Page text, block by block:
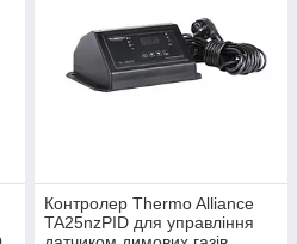
Контролер Thermo Alliance
TA25nzPID для управління